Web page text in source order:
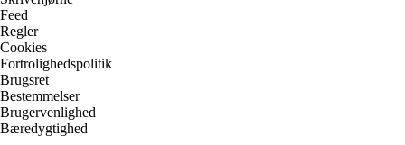
Feed
Regler
Cookies
Fortrolighedspolitik
Brugsret
Bestemmelser
Brugervenlighed
Bæredygtighed